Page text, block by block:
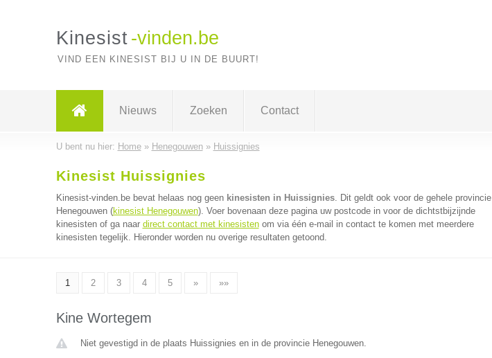
Kinesist -vinden.be
VIND EEN KINESIST BIJ U IN DE BUURT!
Nieuws Zoeken Contact
U bent nu hier: Home» Henegouwen» Huissignies
Kinesist Huissignies
Kinesist-vinden.be bevat helaas nog geen kinesisten in Huissignies. Dit geldt ook voor de gehele provincie
Henegouwen (kinesist Henegouwen). Voer bovenaan deze pagina uw postcode in voor de dichtstbijzijnde
kinesisten of ga naar direct contact met kinesistenom via één e-mail in contact te komen met meerdere
kinesisten tegelijk. Hieronder worden nu overige resultaten getoond.
1 2 3 4 5 » »»
Kine Wortegem
Niet gevestigd in de plaats Huissignies en in de provincie Henegouwen.